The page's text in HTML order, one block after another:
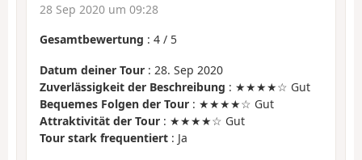
28 Sep 2020 um 09:28
Gesamtbewertung : 4 / 5
Datum deiner Tour : 28. Sep 2020
Zuverlässigkeit der Beschreibung : ★★★★☆ Gut
Bequemes Folgen der Tour : ★★★★☆ Gut
Attraktivität der Tour : ★★★★☆ Gut
Tour stark frequentiert : Ja